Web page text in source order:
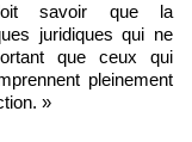
savoir que la
juridiques qui ne
que ceux qui
pleinement
»